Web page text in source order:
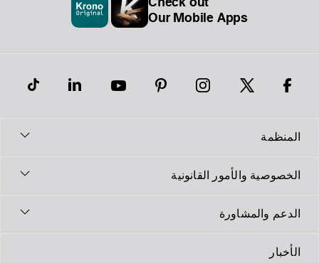
Our Mobile Apps
والأمور القانونية
والمشاورة